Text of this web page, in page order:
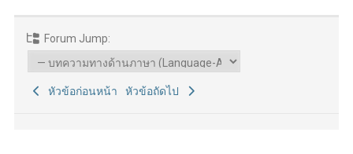
Forum Jump:
หัวข้อก่อนหน้า หัวข้อถัดไป